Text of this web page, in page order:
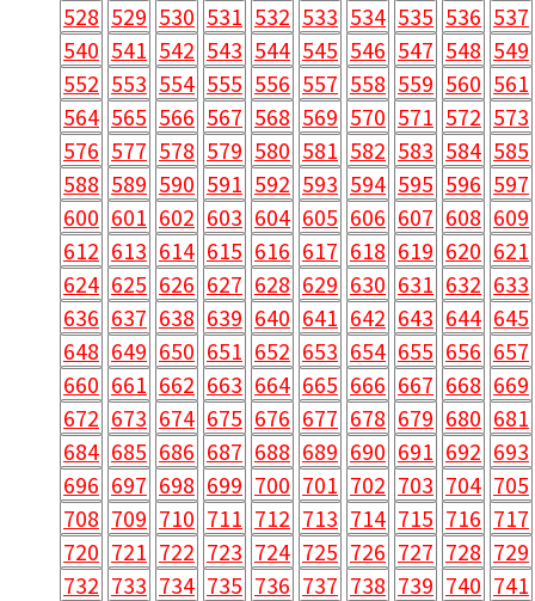
528 529 530 531 532 533 534 535 536 537
540 541 542 543 544 545 546 547 548 549
552 553 554 555 556 557 558 559 560 561
564 565 566 567 568 569 570 571 572 573
576 577 578 579 580 581 582 583 584 585
588 589 590 591 592 593 594 595 596 597
600 601 602 603 604 605 606 607 608 609
612 613 614 615 616 617 618 619 620 621
624 625 626 627 628 629 630 631 632 633
636 637 638 639 640 641 642 643 644 645
648 649 650 651 652 653 654 655 656 657
660 661 662 663 664 665 666 667 668 669
672 673 674 675 676 677 678 679 680 681
684 685 686 687 688 689 690 691 692 693
696 697 698 699 700 701 702 703 704 705
708 709 710 711 712 713 714 715 716 717
720 721 722 723 724 725 726 727 728 729
732 733 734 735 736 737 738 739 740 741